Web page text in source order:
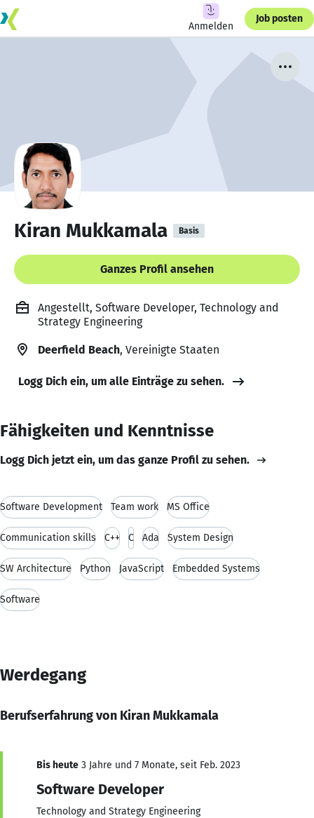
Anmelden
Job posten
Kiran Mukkamala Basis
Ganzes Profil ansehen
Angestellt, Software Developer, Technology and
Strategy Engineering
Deerfield Beach, Vereinigte Staaten
Logg Dich ein, um alle Einträge zu sehen.
Fähigkeiten und Kenntnisse
Logg Dich jetzt ein, um das ganze Profil zu sehen.
Software Development Team work MS Office
Communication skills C++ C Ada System Design
SW Architecture Python JavaScript Embedded Systems
Software
Werdegang
Berufserfahrung von Kiran Mukkamala
Bis heute 3 Jahre und 7 Monate, seit Feb. 2023
Software Developer
Technology and Strategy Engineering